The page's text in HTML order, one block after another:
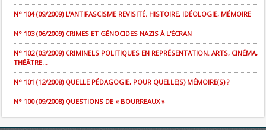
N° 104 (09/2009) L'ANTIFASCISME REVISITÉ. HISTOIRE, IDÉOLOGIE, MÉMOIRE
N° 103 (06/2009) CRIMES ET GÉNOCIDES NAZIS À L'ÉCRAN
N° 102 (03/2009) CRIMINELS POLITIQUES EN REPRÉSENTATION. ARTS, CINÉMA,
THÉÂTRE...
N° 101 (12/2008) QUELLE PÉDAGOGIE, POUR QUELLE(S) MÉMOIRE(S) ?
N° 100 (09/2008) QUESTIONS DE « BOURREAUX »